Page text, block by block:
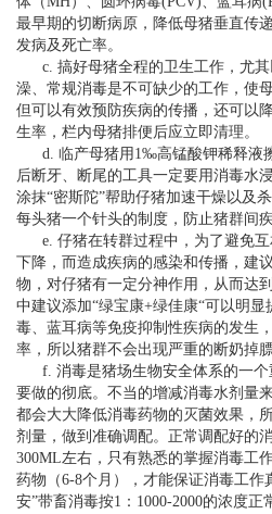
最早期的切断病原，降低母猪垂直传
发病及死亡率。
c. 搞好母猪全程的卫生工作，尤其
澡、常规消毒是不可缺少的工作，使
但可以有效预防疾病的传播，还可以
生率，栏内母猪排便后应立即清理。
d. 临产母猪用1‰高锰酸钾稀释液
后断牙、断尾的工具一定要用消毒水
涂抹“密斯陀”帮助仔猪加速干燥以及
每头猪一个针头的制度，防止猪群间
e. 仔猪在转群过程中，为了避免互
下降，而造成疾病的感染和传播，建
物，对仔猪有一定分神作用，从而达
中建议添加“绿宝康+绿佳康“可以明
毒、蓝耳病等免疫抑制性疾病的发生
率，所以猪群不会出现严重的断奶掉
f. 消毒是猪场生物安全体系的一个
要做的彻底。不当的增减消毒水剂量
都会大大降低消毒药物的灭菌效果，
剂量，做到准确调配。正常调配好的
300ML左右，只有熟悉的掌握消毒工
药物（6-8个月），才能保证消毒工作
安”带畜消毒按1：1000-2000的浓度